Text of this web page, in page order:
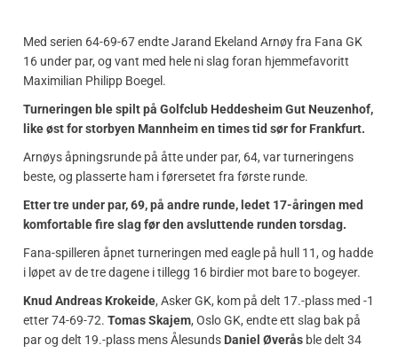
Med serien 64-69-67 endte Jarand Ekeland Arnøy fra Fana GK
16 under par, og vant med hele ni slag foran hjemmefavoritt
Maximilian Philipp Boegel.
Turneringen ble spilt på Golfclub Heddesheim Gut Neuzenhof,
like øst for storbyen Mannheim en times tid sør for Frankfurt.
Arnøys åpningsrunde på åtte under par, 64, var turneringens
beste, og plasserte ham i førersetet fra første runde.
Etter tre under par, 69, på andre runde, ledet 17-åringen med
komfortable fire slag før den avsluttende runden torsdag.
Fana-spilleren åpnet turneringen med eagle på hull 11, og hadde
i løpet av de tre dagene i tillegg 16 birdier mot bare to bogeyer.
Knud Andreas Krokeide, Asker GK, kom på delt 17.-plass med -1
etter 74-69-72. Tomas Skajem, Oslo GK, endte ett slag bak på
par og delt 19.-plass mens Ålesunds Daniel Øverås ble delt 34